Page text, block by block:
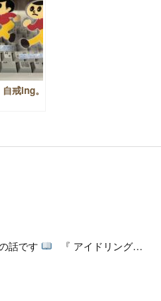
戒ing。
話です 『 アイドリング…